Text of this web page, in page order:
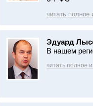
читать полное
Эдуард
В нашем
читать полное